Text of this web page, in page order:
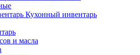
Кухонный инвентарь
и масла